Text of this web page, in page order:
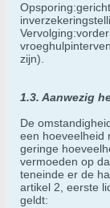
zijn).
1.3. Aanwezig
De
een hoeveelheid
geringe
vermoeden op
teneinde er de
artikel 2, eerste
geldt: